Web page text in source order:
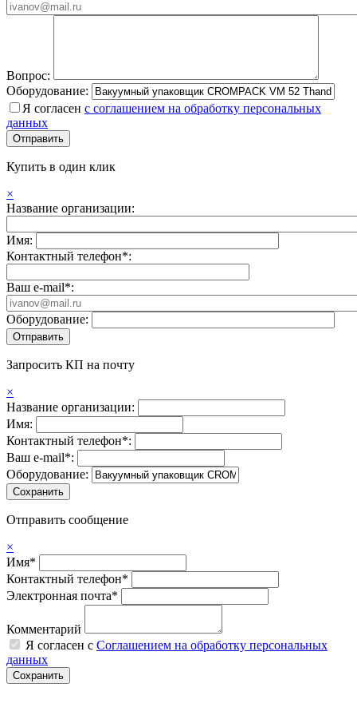
Вопрос:
Оборудование:
Я согласен с соглашением на обработку персональных
данных
Купить в один клик
×
Название организации:
Имя:
Контактный телефон*:
Ваш e-mail*:
Оборудование:
Запросить КП на почту
×
Название организации:
Имя:
Контактный телефон*:
Ваш e-mail*:
Оборудование:
Отправить сообщение
×
Имя*
Контактный телефон*
Электронная почта*
Комментарий
Я согласен с Соглашением на обработку персональных
данных